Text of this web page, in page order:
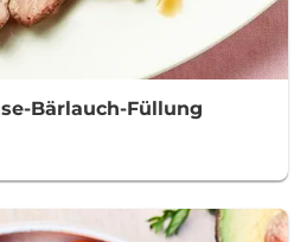
Bärlauch-Füllung